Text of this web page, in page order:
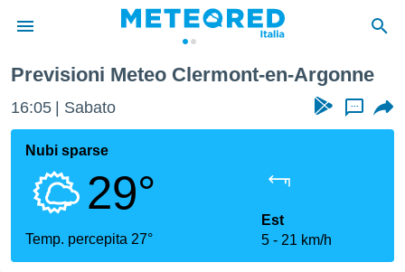
di
per
le
di
Previsioni Meteo Clermont-en-Argonne
16:05 Sabato ...
Nubi sparse
29°
Temp. percepita 27°
Est
5
21 km/h